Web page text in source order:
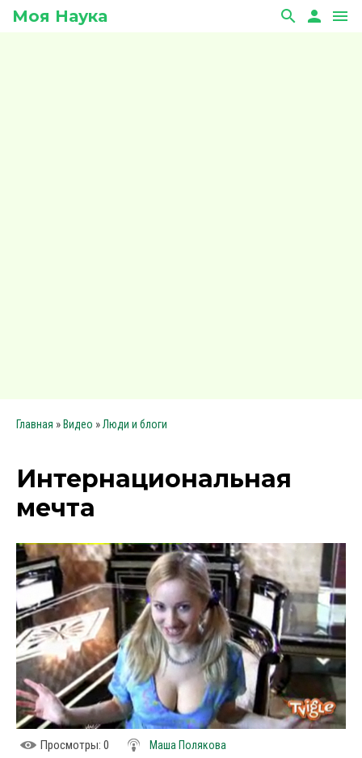
Моя Наука search person menu
Главная » Видео »Люди и блоги
Интернациональная
мечта
Просмотры: 0 Маша Полякова